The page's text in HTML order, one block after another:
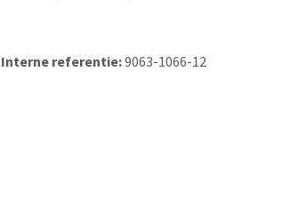
Interne referentie:9063-1066-12